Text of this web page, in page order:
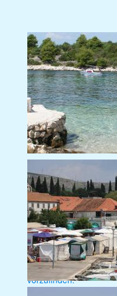
Der
Insel ist in
Fuß zu
Durch verschieden
Paragliding und vielen
ganzen Familie purer
sind hier zahlreiche
vorzufinden.